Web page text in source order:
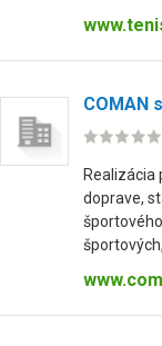
COMAN
Realizácia
doprave,
športových,